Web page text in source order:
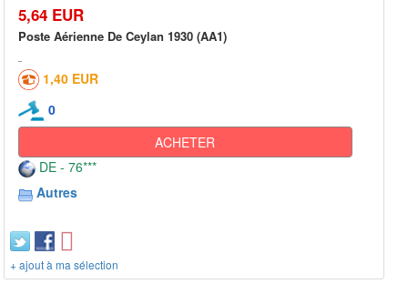
5,64 EUR
Poste Aérienne De Ceylan 1930 (AA1)
1,40 EUR
0
ACHETER
DE - 76***
Autres
+ ajout à ma sélection